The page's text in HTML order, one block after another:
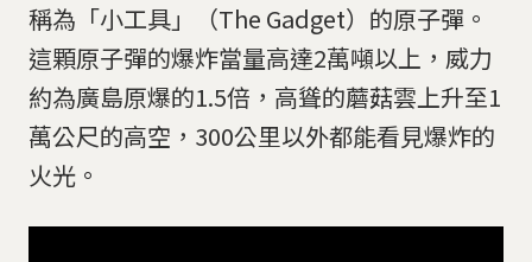
稱為「小工具」（The Gadget）的原子彈。
這顆原子彈的爆炸當量高達2萬噸以上，威力
約為廣島原爆的1.5倍，高聳的蘑菇雲上升至1
萬公尺的高空，300公里以外都能看見爆炸的
火光。